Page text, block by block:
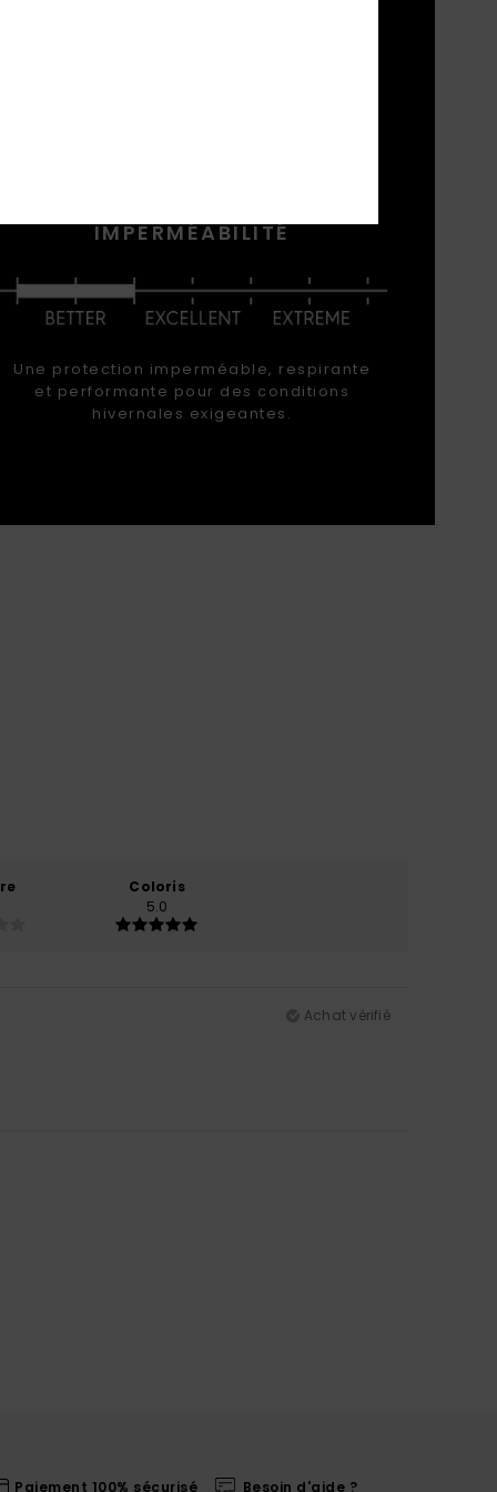
IMPERMÉABILITÉ
Une protection imperméable, respirante
et performante pour des conditions
hivernales exigeantes.
Coloris
5.0
Achat vérifié
Paiement 100% sécurisé Besoin d'aide ?